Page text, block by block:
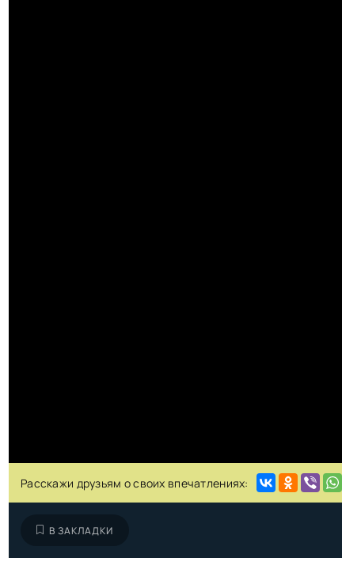
Расскажи друзьям о своих впечатлениях:
В ЗАКЛАДКИ